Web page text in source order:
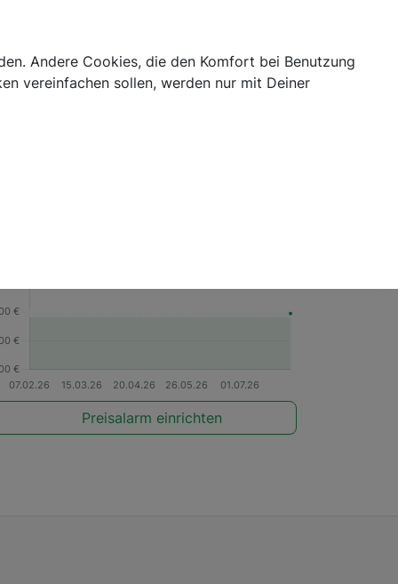
Preisalarm einrichten
Andere Cookies, die den Komfort bei Benutzung
vereinfachen sollen, werden nur mit Deiner